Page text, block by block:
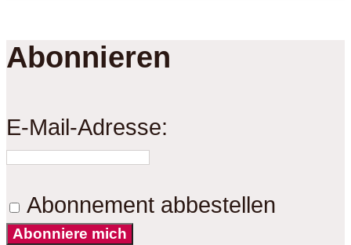
Abonnieren
E-Mail-Adresse:
Abonnement abbestellen
Abonniere mich